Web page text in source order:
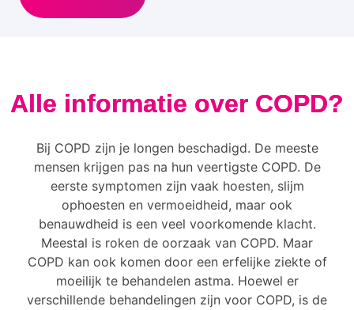
Alle informatie over COPD?
Bij COPD zijn je longen beschadigd. De meeste
mensen krijgen pas na hun veertigste COPD. De
eerste symptomen zijn vaak hoesten, slijm
ophoesten en vermoeidheid, maar ook
benauwdheid is een veel voorkomende klacht.
Meestal is roken de oorzaak van COPD. Maar
COPD kan ook komen door een erfelijke ziekte of
moeilijk te behandelen astma. Hoewel er
verschillende behandelingen zijn voor COPD, is de